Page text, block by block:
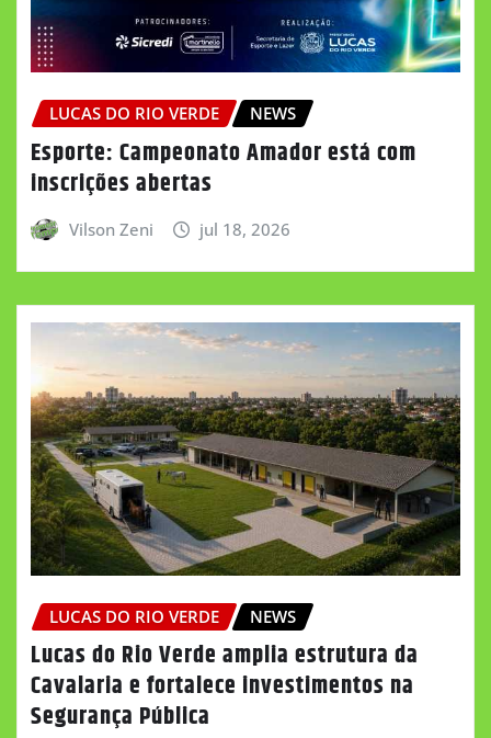
LUCAS DO RIO VERDE NEWS
Esporte: Campeonato Amador está com
inscrições abertas
Vilson Zeni jul 18, 2026
LUCAS DO RIO VERDE NEWS
Lucas do Rio Verde amplia estrutura da
Cavalaria e fortalece investimentos na
Segurança Pública